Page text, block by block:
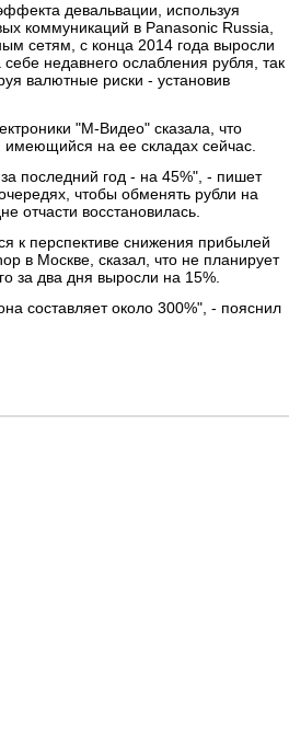
девальвации, используя
коммуникаций в Panasonic Russia,
сетям, с конца 2014 года выросли
недавнего ослабления рубля, так
валютные риски - установив
"М-Видео" сказала, что
на ее складах сейчас.
последний год - на 45%", - пишет
чтобы обменять рубли на
отчасти восстановилась.
к перспективе снижения прибылей
в Москве, сказал, что не планирует
за два дня выросли на 15%.
составляет около 300%", - пояснил